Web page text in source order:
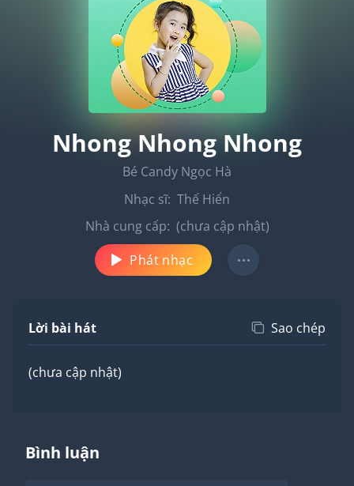
Nhong Nhong Nhong
Bé Candy Ngọc Hà
Nhạc sĩ: Thế Hiển
Nhà cung cấp: (chưa cập nhật)
Phát nhạc
Lời bài hát Sao chép
(chưa cập nhật)
Bình luận